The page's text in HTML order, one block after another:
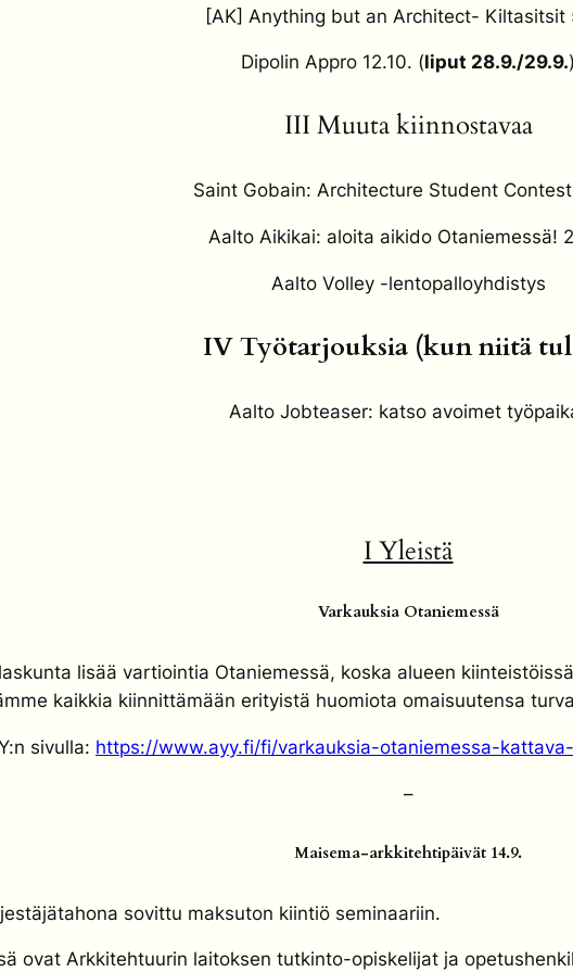
[AK] Anything but an Architect- Kiltasitsit
Dipolin Appro 12.10. (liput 28.9./29.9.)
III Muuta kiinnostavaa
Saint Gobain: Architecture Student
Aalto Aikikai: aloita aikido Otaniemessä!
Aalto Volley -lentopalloyhdistys
IV Työtarjouksia (kun niitä
Aalto Jobteaser: katso avoimet
I Yleistä
Varkauksia Otaniemessä
lisää vartiointia Otaniemessä, koska alueen
kaikkia kiinnittämään erityistä huomiota omaisuutensa
sivulla: https://www.ayy.fi/fi/varkauksia-otaniemessa-
–
Maisema-arkkitehtipäivät 14.9.
sovittu maksuton kiintiö seminaariin.
ovat Arkkitehtuurin laitoksen tutkinto-opiskelijat ja